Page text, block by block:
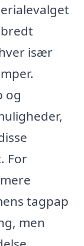
især
og
For
tagpap
men